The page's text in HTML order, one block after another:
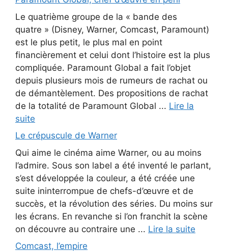
Le quatrième groupe de la « bande des
quatre » (Disney, Warner, Comcast, Paramount)
est le plus petit, le plus mal en point
financièrement et celui dont l’histoire est la plus
compliquée. Paramount Global a fait l’objet
depuis plusieurs mois de rumeurs de rachat ou
de démantèlement. Des propositions de rachat
de la totalité de Paramount Global ... Lire la
suite
Le crépuscule de Warner
Qui aime le cinéma aime Warner, ou au moins
l’admire. Sous son label a été inventé le parlant,
s’est développée la couleur, a été créée une
suite ininterrompue de chefs-d’œuvre et de
succès, et la révolution des séries. Du moins sur
les écrans. En revanche si l’on franchit la scène
on découvre au contraire une ... Lire la suite
Comcast, l’empire